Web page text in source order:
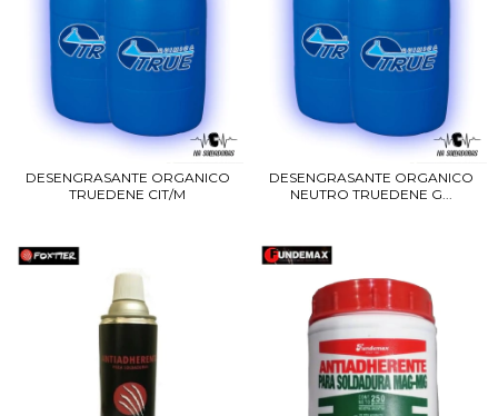
DESENGRASANTE ORGANICO
TRUEDENE CIT/M
DESENGRASANTE ORGANICO
NEUTRO TRUEDENE G...